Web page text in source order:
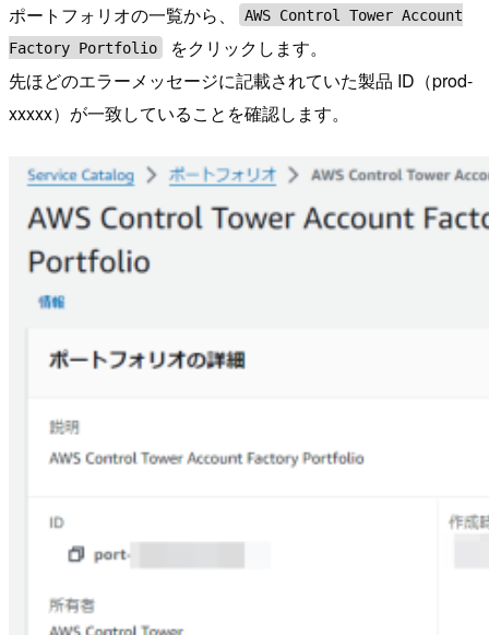
ポートフォリオの一覧から、
AWS Control Tower Account
Factory Portfolio
をクリックします。
先ほどのエラーメッセージに記載されていた製品 ID（prod-
xxxxx）が一致していることを確認します。